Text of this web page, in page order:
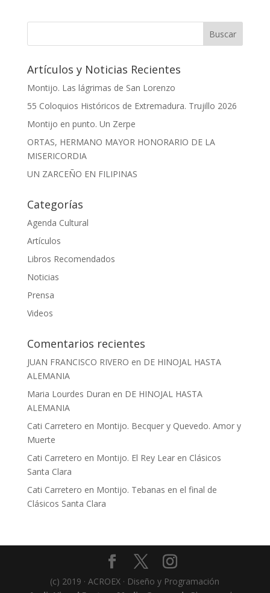
Artículos y Noticias Recientes
Montijo. Las lágrimas de San Lorenzo
55 Coloquios Históricos de Extremadura. Trujillo 2026
Montijo en punto. Un Zerpe
ORTAS, HERMANO MAYOR HONORARIO DE LA
MISERICORDIA
UN ZARCEÑO EN FILIPINAS
Categorías
Agenda Cultural
Artículos
Libros Recomendados
Noticias
Prensa
Videos
Comentarios recientes
JUAN FRANCISCO RIVERO en DE HINOJAL HASTA
ALEMANIA
Maria Lourdes Duran en DE HINOJAL HASTA
ALEMANIA
Cati Carretero en Montijo. Becquer y Quevedo. Amor y
Muerte
Cati Carretero en Montijo. El Rey Lear en Clásicos
Santa Clara
Cati Carretero en Montijo. Tebanas en el final de
Clásicos Santa Clara
(c) 2019 · ACROEX · Diseño y Programación